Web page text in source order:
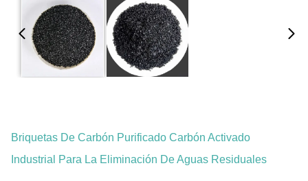
Briquetas De Carbón Purificado Carbón Activado
Industrial Para La Eliminación De Aguas Residuales